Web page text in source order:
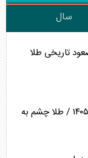
سال
پیش بینی قیمت طلا و سکه یکشنبه ۱۸ مرداد ۱۴۰۵ / طلا چشم به